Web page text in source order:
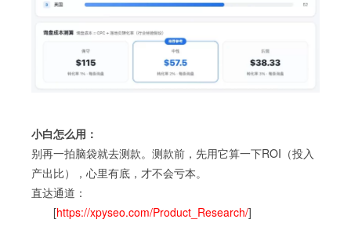
小白怎么用：
别再一拍脑袋就去测款。测款前，先用它算一下ROI（投入
产出比），心里有底，才不会亏本。
直达通道：
[https://xpyseo.com/Product_Research/]